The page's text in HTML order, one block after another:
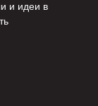
и идеи в